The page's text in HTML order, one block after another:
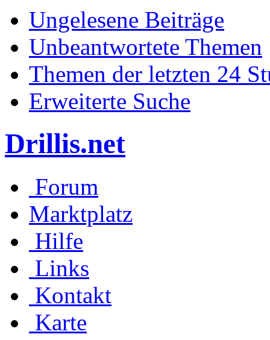
Ungelesene Beiträge
Unbeantwortete Themen
Themen der letzten 24
Erweiterte Suche
Drillis.net
Forum
Marktplatz
Hilfe
Links
Kontakt
Karte